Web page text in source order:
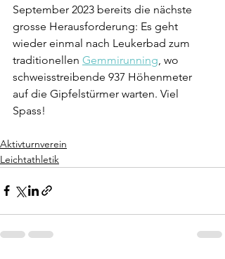
September 2023 bereits die nächste
grosse Herausforderung: Es geht
wieder einmal nach Leukerbad zum
traditionellen Gemmirunning , wo
schweisstreibende 937 Höhenmeter
auf die Gipfelstürmer warten. Viel
Spass!
Aktivturnverein
Leichtathletik